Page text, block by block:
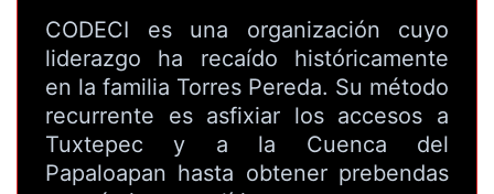
CODECI es una organización cuyo
liderazgo ha recaído históricamente
en la familia Torres Pereda. Su método
recurrente es asfixiar los accesos a
Tuxtepec y a la Cuenca del
Papaloapan hasta obtener prebendas